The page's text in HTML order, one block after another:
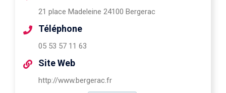
21 place Madeleine 24100 Bergerac
Téléphone
05 53 57 11 63
Site Web
http://www.bergerac.fr